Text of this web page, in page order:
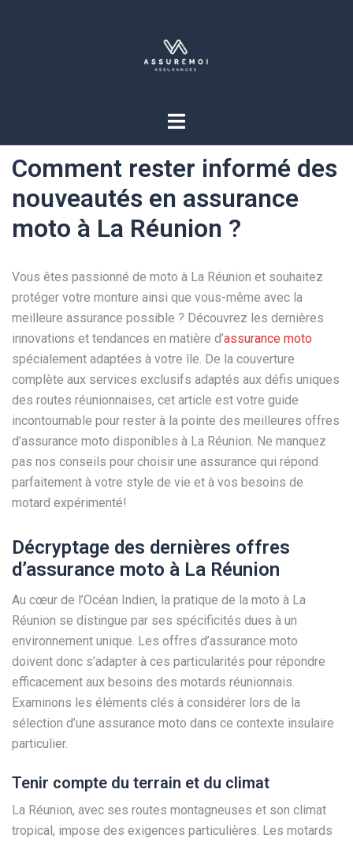
Comment rester informé des
nouveautés en assurance
moto à La Réunion ?
Vous êtes passionné de moto à La Réunion et souhaitez
protéger votre monture ainsi que vous-même avec la
meilleure assurance possible ? Découvrez les dernières
innovations et tendances en matière d’assurance moto
spécialement adaptées à votre île. De la couverture
complète aux services exclusifs adaptés aux défis uniques
des routes réunionnaises, cet article est votre guide
incontournable pour rester à la pointe des meilleures offres
d’assurance moto disponibles à La Réunion. Ne manquez
pas nos conseils pour choisir une assurance qui répond
parfaitement à votre style de vie et à vos besoins de
motard expérimenté!
Décryptage des dernières offres
d’assurance moto à La Réunion
Au cœur de l’Océan Indien, la pratique de la moto à La
Réunion se distingue par ses spécificités dues à un
environnement unique. Les offres d’assurance moto
doivent donc s’adapter à ces particularités pour répondre
efficacement aux besoins des motards réunionnais.
Examinons les éléments clés à considérer lors de la
sélection d’une assurance moto dans ce contexte insulaire
particulier.
Tenir compte du terrain et du climat
La Réunion, avec ses routes montagneuses et son climat
tropical, impose des exigences particulières. Les motards